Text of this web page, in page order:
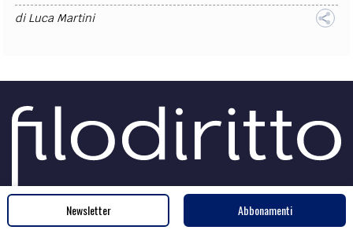
diLuca Martini
Sede legale e amministrativa
Newsletter Abbonamenti